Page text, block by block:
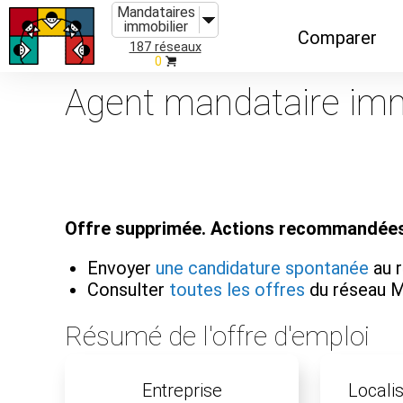
Mandataires
immobilier
187 réseaux
0
Comparer
Caractéristiques
Organismes de
Agent mandataire
Offre supprimée. Actions
Envoyer une candidature spontanée au
Consulter toutes les offres du réseau
Résumé de l'offre d'emploi
Entreprise